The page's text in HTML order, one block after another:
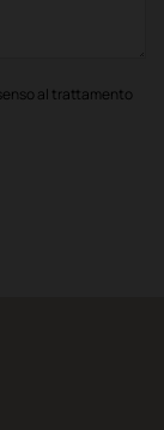
al trattamento